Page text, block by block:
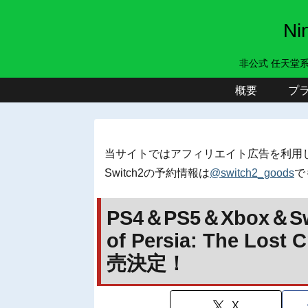
非公式 任天堂
概要 プ
当サイトではアフィリエイト広告を利用
Switch2の予約情報は@switch2_goodsで
PS4＆PS5＆Xbox＆
of Persia: The Lost
売決定！
X